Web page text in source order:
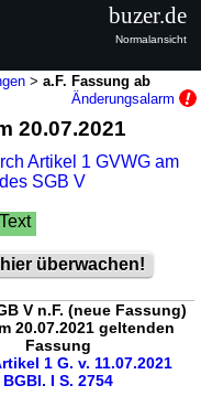
>a.F. Fassung ab
Änderungsalarm
20.07.2021
Artikel 1 GVWG am
SGB V
überwachen!
V n.F. (neue Fassung)
20.07.2021 geltenden
Fassung
1 G. v. 11.07.2021
BGBl. I S. 2754
buzer.de
Normalansicht